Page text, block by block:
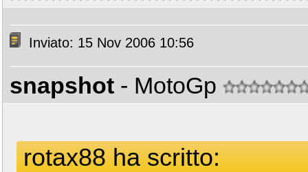
Inviato: 15 Nov 2006 10:56
snapshot - MotoGp
rotax88 ha scritto: